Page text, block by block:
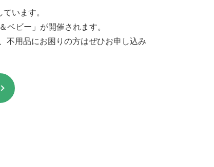
います。
ベビー」が開催されます。
不用品にお困りの方はぜひお申し込み